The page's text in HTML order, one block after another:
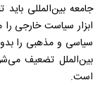
جامعه بین‌المللی
ابزار سیاست خارجی
سیاسی و مذهبی را
بین‌الملل تضعیف
است.